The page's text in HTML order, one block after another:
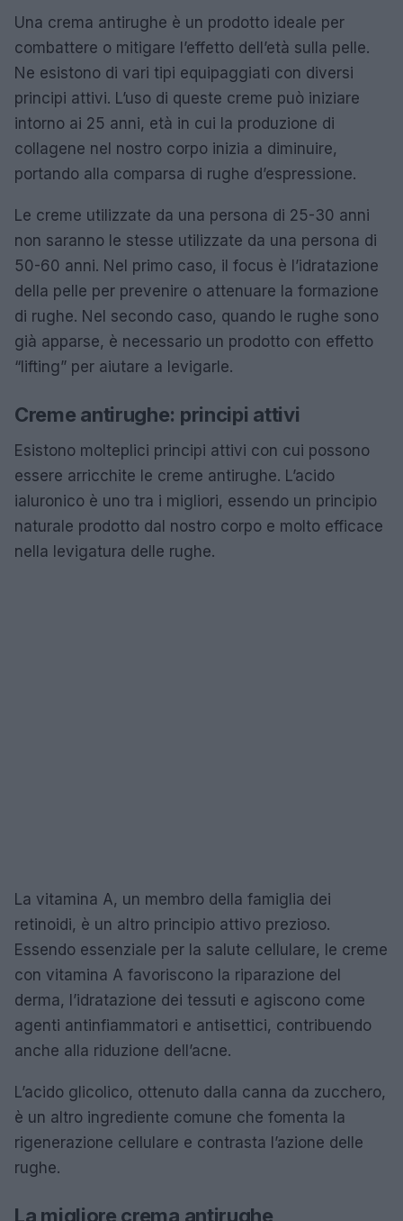
Una crema antirughe è un prodotto ideale per
combattere o mitigare l’effetto dell’età sulla pelle.
Ne esistono di vari tipi equipaggiati con diversi
principi attivi. L’uso di queste creme può iniziare
intorno ai 25 anni, età in cui la produzione di
collagene nel nostro corpo inizia a diminuire,
portando alla comparsa di rughe d’espressione.
Le creme utilizzate da una persona di 25-30 anni
non saranno le stesse utilizzate da una persona di
50-60 anni. Nel primo caso, il focus è l’idratazione
della pelle per prevenire o attenuare la formazione
di rughe. Nel secondo caso, quando le rughe sono
già apparse, è necessario un prodotto con effetto
“lifting” per aiutare a levigarle.
Creme antirughe: principi attivi
Esistono molteplici principi attivi con cui possono
essere arricchite le creme antirughe. L’acido
ialuronico è uno tra i migliori, essendo un principio
naturale prodotto dal nostro corpo e molto efficace
nella levigatura delle rughe.
La vitamina A, un membro della famiglia dei
retinoidi, è un altro principio attivo prezioso.
Essendo essenziale per la salute cellulare, le creme
con vitamina A favoriscono la riparazione del
derma, l’idratazione dei tessuti e agiscono come
agenti antinfiammatori e antisettici, contribuendo
anche alla riduzione dell’acne.
L’acido glicolico, ottenuto dalla canna da zucchero,
è un altro ingrediente comune che fomenta la
rigenerazione cellulare e contrasta l’azione delle
rughe.
La migliore crema antirughe